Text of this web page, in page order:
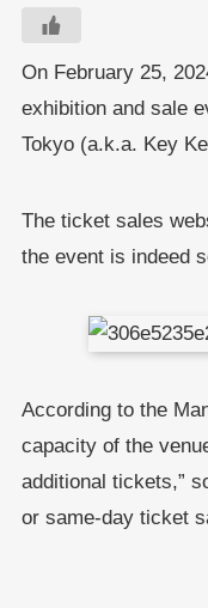
On February 25,
exhibition and sale
Tokyo (a.k.a. Key
The ticket sales
the event is indeed
According to the
capacity of the
additional tickets,”
or same-day ticket